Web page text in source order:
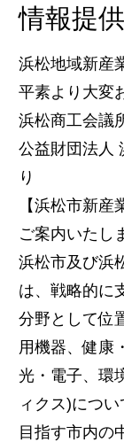
情報提
浜松地域新産
平素より大変
浜松商工会議
公益財団法人
り
【浜松市新
ご案内いたし
浜松市及び浜
は、戦略的に
分野として位
用機器、健康
光・電子、環
ィクス)につ
目指す市内の